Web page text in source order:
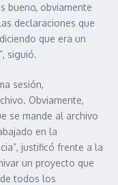
bueno, obviamente
declaraciones que
que era un
siguió.
sesión,
Obviamente,
se mande al archivo
en la
justificó frente a la
un proyecto que
todos los